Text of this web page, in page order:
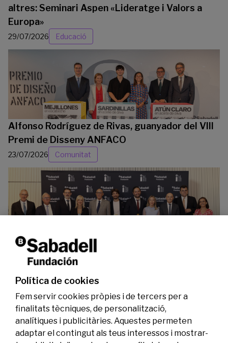
altres: Seminari Aspen «Lideratge i Valors a
Europa»
29/07/2026 Educació
Alfonso Rodríguez de Rivas, guanyador del VIII
Premi de Disseny ANFACO
23/07/2026 Comunitat
La Fundació Banc Sabadell reconeix a dos
investigadors en els àmbits de l’edició del
genoma i l’energia neta
Política de cookies
Fem servir cookies pròpies i de tercers per a
finalitats tècniques, de personalització,
analítiques i publicitàries. Aquestes permeten
adaptar el contingut als teus interessos i mostrar-